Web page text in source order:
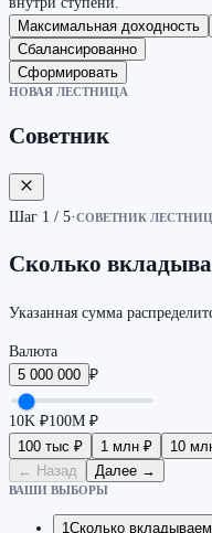
Максимальная доходность
Сбалансированно
Сформировать
НОВАЯ ЛЕСТНИЦА
Советник
Шаг 1 / 5·СОВЕТНИК
Сколько
Указанная сумма
Валюта
5 000 000 ₽
10K ₽100M ₽
100 тыс ₽
1 млн ₽ 10
← Назад Далее →
ВАШИ ВЫБОРЫ
1Сколько